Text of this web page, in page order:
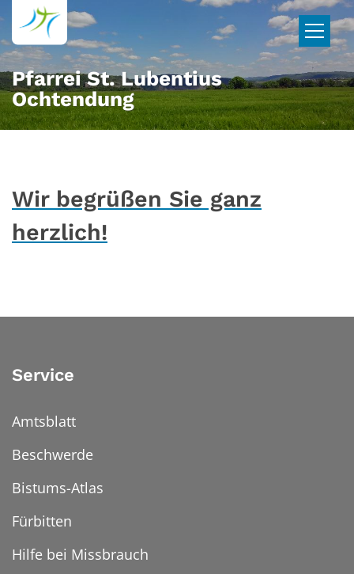
Zum Inhalt springen
Pfarrei St. Lubentius
Ochtendung
Wir begrüßen Sie ganz
herzlich!
Service
Amtsblatt
Beschwerde
Bistums-Atlas
Fürbitten
Hilfe bei Missbrauch